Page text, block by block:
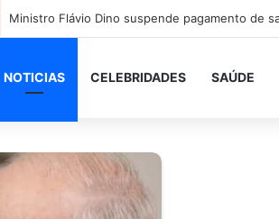
NOTICIAS CELEBRIDADES SAÚDE